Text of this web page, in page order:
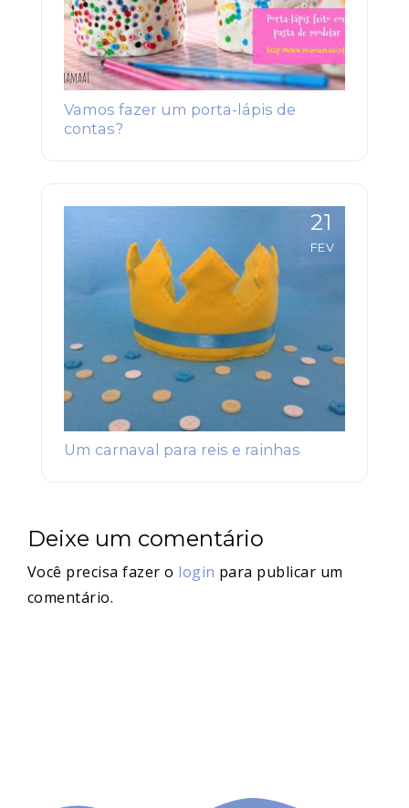
Vamos fazer um porta-lápis de
contas?
21
FEV
Um carnaval para reis e rainhas
Deixe um comentário
Você precisa fazer o login para publicar um
comentário.